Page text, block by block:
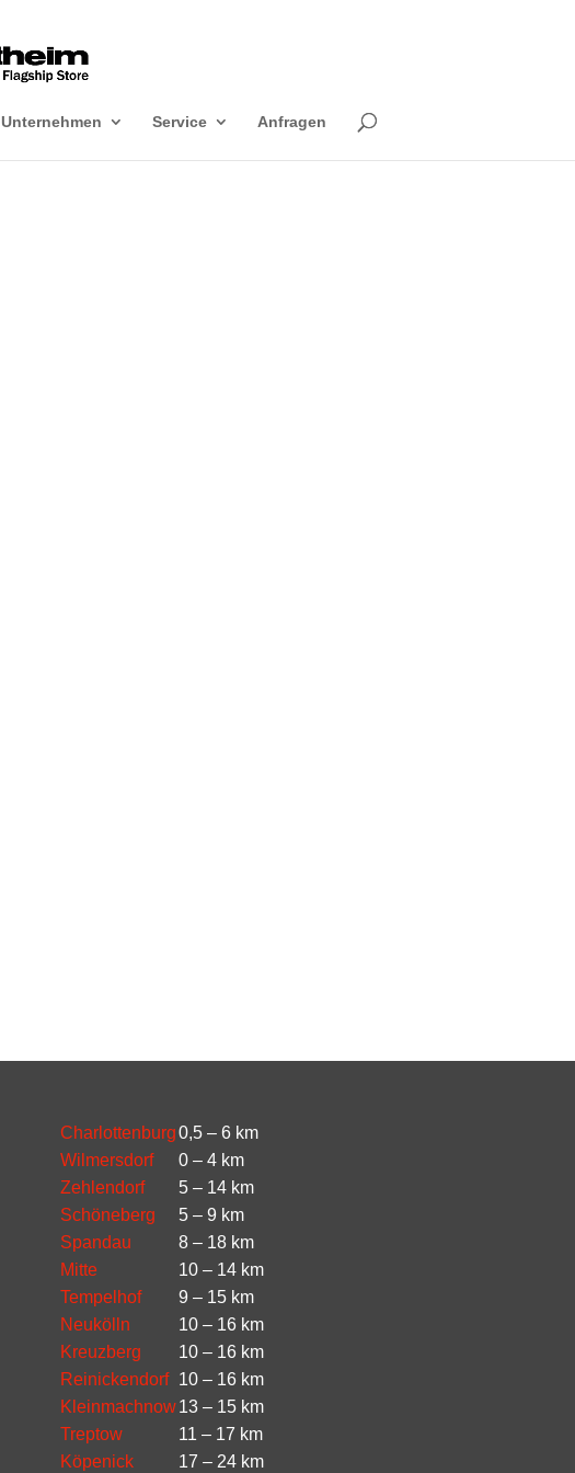
Unternehmen Service Anfragen
Charlottenburg0,5 – 6 km
Wilmersdorf
0 – 4 km
Zehlendorf
5 – 14 km
Schöneberg
5 – 9 km
Spandau
8 – 18 km
Mitte
10 – 14 km
Tempelhof
9 – 15 km
Neukölln
10 – 16 km
Kreuzberg
10 – 16 km
Reinickendorf
10 – 16 km
Kleinmachnow13 – 15 km
Treptow
11 – 17 km
Köpenick
17 – 24 km